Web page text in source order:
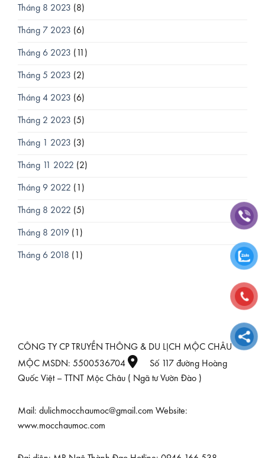
Tháng 8 2023 (8)
Tháng 7 2023 (6)
Tháng 6 2023 (11)
Tháng 5 2023 (2)
Tháng 4 2023 (6)
Tháng 2 2023 (5)
Tháng 1 2023 (3)
Tháng 11 2022 (2)
Tháng 9 2022 (1)
Tháng 8 2022 (5)
Tháng 8 2019 (1)
Tháng 6 2018 (1)
CÔNG TY CP TRUYỀN THÔNG & DU LỊCH MỘC CHÂU
MỘC MSDN: 5500536704
Số 117 đường Hoàng
Quốc Việt – TTNT Mộc Châu ( Ngã tư Vườn Đào )
Mail: dulichmocchaumoc@gmail.com Website:
www.mocchaumoc.com